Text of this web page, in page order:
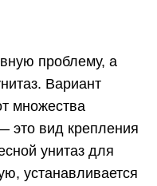
проблему, а
Вариант
множества
это вид крепления
унитаз для
устанавливается